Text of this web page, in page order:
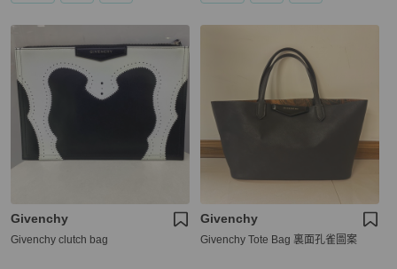
Givenchy
Givenchy clutch bag
Givenchy
Givenchy Tote Bag 裏面孔雀圖案